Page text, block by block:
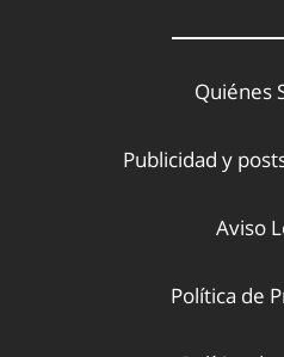
Quiénes
Publicidad y
Aviso
Política de